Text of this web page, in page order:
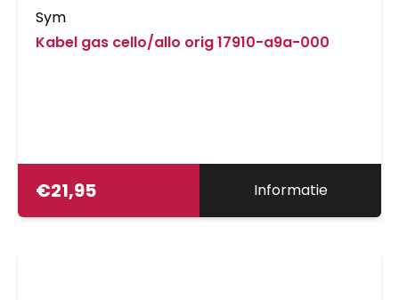
Sym
Kabel gas cello/allo orig 17910-a9a-000
€21,95 Informatie